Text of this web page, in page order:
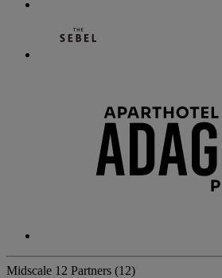
Midscale 12 Partners (12)